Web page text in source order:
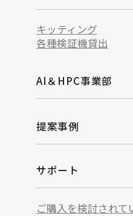
キッティング
各種検証機貸出
AI＆HPC事業部
提案事例
サポート
ご購入を検討されて